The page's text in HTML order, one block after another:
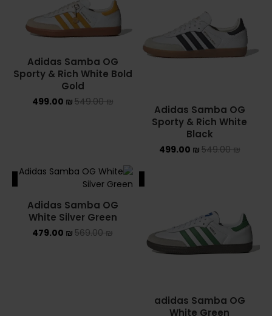
Adidas Samba OG
Sporty & Rich White
Black
549.00₪
499.00 ₪
Adidas Samba OG
Sporty & Rich White Bold
Gold
549.00₪
499.00 ₪
adidas Samba OG
White Green
Adidas Samba OG
White Silver Green
569.00₪
479.00 ₪